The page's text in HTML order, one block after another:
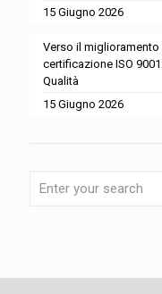
15 Giugno 2026
Verso il miglioramento
certificazione ISO
Qualità
15 Giugno 2026